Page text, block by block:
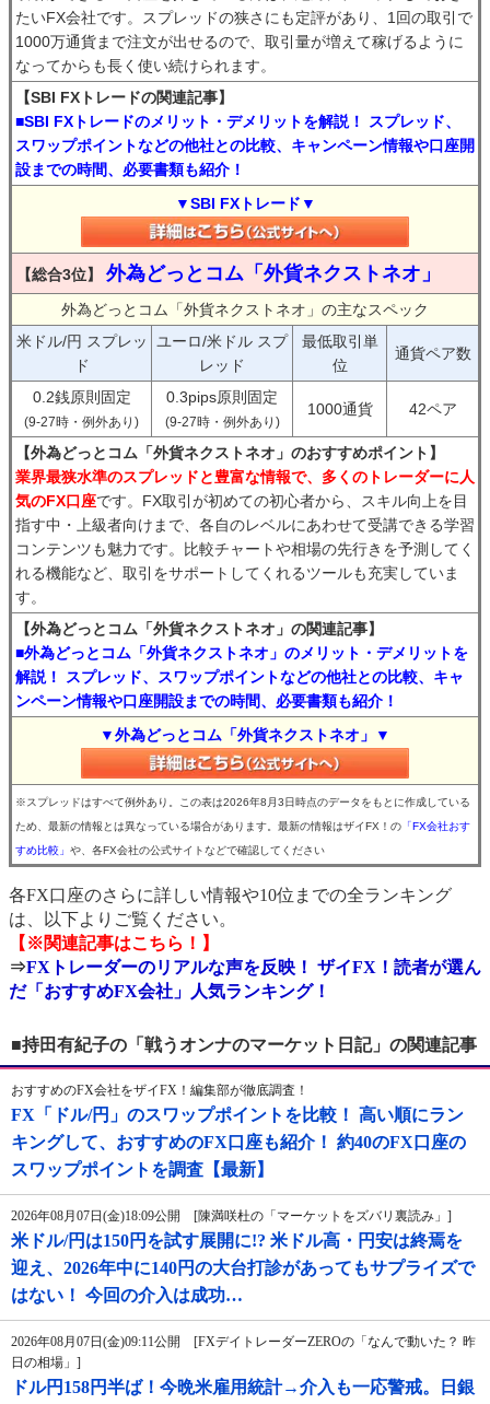
たいFX会社です。スプレッドの狭さにも定評があり、1回の取引で
1000万通貨まで注文が出せるので、取引量が増えて稼げるように
なってからも長く使い続けられます。
【SBI FXトレードの関連記事】
■SBI FXトレードのメリット・デメリットを解説！ スプレッド、
スワップポイントなどの他社との比較、キャンペーン情報や口座開
設までの時間、必要書類も紹介！
▼SBI FXトレード▼
【総合3位】 外為どっとコム「外貨ネクストネオ」
外為どっとコム「外貨ネクストネオ」の主なスペック
米ドル/円 スプレッ
ド
ユーロ/米ドル スプ
レッド
最低取引単
位
通貨ペア数
0.2銭原則固定
(9-27時・例外あり)
0.3pips原則固定
(9-27時・例外あり)
1000通貨 42ペア
【外為どっとコム「外貨ネクストネオ」のおすすめポイント】
業界最狭水準のスプレッドと豊富な情報で、多くのトレーダーに人
気のFX口座です。FX取引が初めての初心者から、スキル向上を目
指す中・上級者向けまで、各自のレベルにあわせて受講できる学習
コンテンツも魅力です。比較チャートや相場の先行きを予測してく
れる機能など、取引をサポートしてくれるツールも充実していま
す。
【外為どっとコム「外貨ネクストネオ」の関連記事】
■外為どっとコム「外貨ネクストネオ」のメリット・デメリットを
解説！ スプレッド、スワップポイントなどの他社との比較、キャ
ンペーン情報や口座開設までの時間、必要書類も紹介！
▼外為どっとコム「外貨ネクストネオ」▼
※スプレッドはすべて例外あり。この表は2026年8月3日時点のデータをもとに作成している
ため、最新の情報とは異なっている場合があります。最新の情報はザイFX！の 「FX会社おす
すめ比較」 や、各FX会社の公式サイトなどで確認してください
各FX口座のさらに詳しい情報や10位までの全ランキング
は、以下よりご覧ください。
【※関連記事はこちら！】
⇒FXトレーダーのリアルな声を反映！ ザイFX！読者が選ん
だ「おすすめFX会社」人気ランキング！
■持田有紀子の「戦うオンナのマーケット日記」の関連記事
おすすめのFX会社をザイFX！編集部が徹底調査！
FX「ドル/円」のスワップポイントを比較！ 高い順にラン
キングして、おすすめのFX口座も紹介！ 約40のFX口座の
スワップポイントを調査【最新】
2026年08月07日(金)18:09公開 [陳満咲杜の「マーケットをズバリ裏読み」]
米ドル/円は150円を試す展開に!? 米ドル高・円安は終焉を
迎え、2026年中に140円の大台打診があってもサプライズで
はない！ 今回の介入は成功…
2026年08月07日(金)09:11公開 [FXデイトレーダーZEROの「なんで動いた？ 昨
日の相場」]
ドル円158円半ば！今晩米雇用統計→介入も一応警戒。日銀